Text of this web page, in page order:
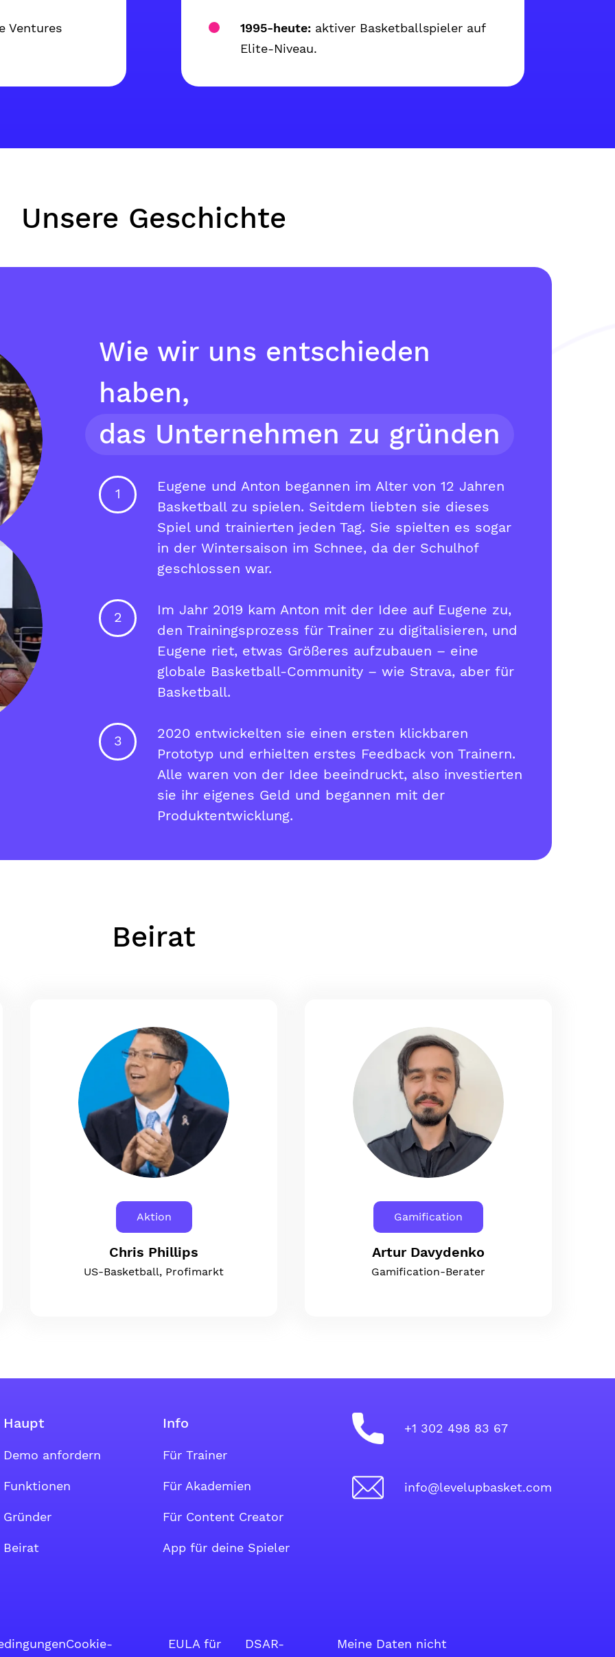
Ventures 1995-heute: aktiver Basketballspieler auf
Elite-Niveau.
Unsere Geschichte
Wie wir uns entschieden
haben,
das Unternehmen zu gründen
1
Eugene und Anton begannen im Alter von 12 Jahren
Basketball zu spielen. Seitdem liebten sie dieses
Spiel und trainierten jeden Tag. Sie spielten es sogar
in der Wintersaison im Schnee, da der Schulhof
geschlossen war.
2
Im Jahr 2019 kam Anton mit der Idee auf Eugene zu,
den Trainingsprozess für Trainer zu digitalisieren, und
Eugene riet, etwas Größeres aufzubauen – eine
globale Basketball-Community – wie Strava, aber für
Basketball.
3
2020 entwickelten sie einen ersten klickbaren
Prototyp und erhielten erstes Feedback von Trainern.
Alle waren von der Idee beeindruckt, also investierten
sie ihr eigenes Geld und begannen mit der
Produktentwicklung.
Beirat
Aktion
Chris Phillips
US-Basketball, Profimarkt
Gamification
Artur Davydenko
Gamification-Berater
Haupt
Demo anfordern
Funktionen
Gründer
Beirat
Info
Für Trainer
Für Akademien
Für Content Creator
App für deine Spieler
+1 302 498 83 67
info@levelupbasket.com
Cookie- EULA für DSAR- Meine Daten nicht